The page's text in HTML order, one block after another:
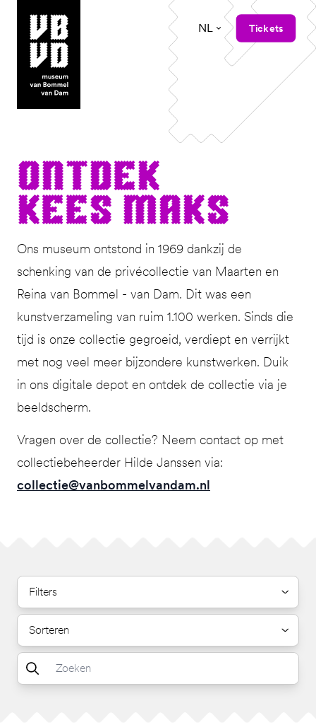
museum van Bommel van Dam
NL Tickets
Ont­dek
Kees Maks
Ons museum ontstond in 1969 dankzij de
schenking van de privécollectie van Maarten en
Reina van Bommel - van Dam. Dit was een
kunstverzameling van ruim 1.100 werken. Sinds die
tijd is onze collectie gegroeid, verdiept en verrijkt
met nog veel meer bijzondere kunstwerken. Duik
in ons digitale depot en ontdek de collectie via je
beeldscherm.
Vragen over de collectie? Neem contact op met
collectiebeheerder Hilde Janssen via:
collectie@vanbommelvandam.nl
Filters
Sorteren